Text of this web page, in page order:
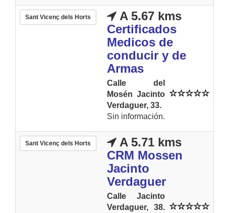
Sant Vicenç dels Horts
A 5.67 kms
Certificados
Medicos de
conducir y de
Armas
Calle del
Mosén Jacinto
Verdaguer, 33.
Sin información.
Sant Vicenç dels Horts
A 5.71 kms
CRM Mossen
Jacinto
Verdaguer
Calle Jacinto
Verdaguer, 38.